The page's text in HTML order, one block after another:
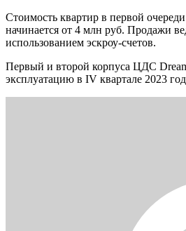
Стоимость квартир в первой
начинается от 4 млн руб. Продажи
использованием эскроу-счетов.
Первый и второй корпуса ЦДС
эксплуатацию в IV квартале 2023